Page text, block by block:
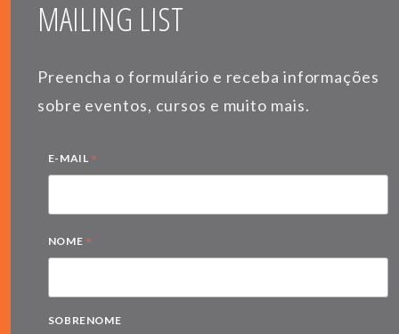
MAILING LIST
Preencha o formulário e receba informações
sobre eventos, cursos e muito mais.
E-MAIL *
NOME *
SOBRENOME